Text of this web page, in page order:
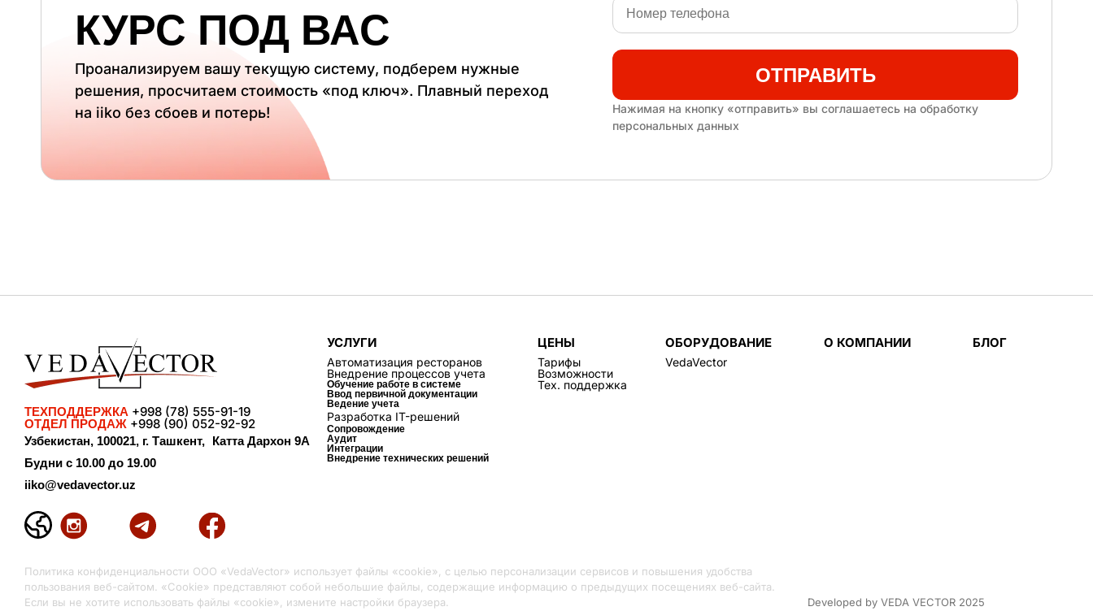
КУРС ПОД ВАС
Проанализируем вашу текущую систему, подберем нужные
решения, просчитаем стоимость «под ключ». Плавный переход
на iiko без сбоев и потерь!
ОТПРАВИТЬ
Нажимая на кнопку «отправить» вы соглашаетесь на обработку
персональных данных
ТЕХПОДДЕРЖКА +998 (78) 555-91-19
ОТДЕЛ ПРОДАЖ +998 (90) 052-92-92
Узбекистан, 100021, г. Ташкент, Катта Дархон 9А
Будни с 10.00 до 19.00
iiko@vedavector.uz
УСЛУГИ
Автоматизация ресторанов
Внедрение процессов учета
Обучение работе в системе
Ввод первичной документации
Ведение учета
Разработка IT-решений
Сопровождение
Аудит
Интеграции
Внедрение технических решений
ЦЕНЫ
Тарифы
Возможности
Тех. поддержка
ОБОРУДОВАНИЕ
VedaVector
О КОМПАНИИ БЛОГ
Политика конфиденциальности ООО «VedaVector» использует файлы «cookie», с целью персонализации сервисов и повышения удобства
пользования веб-сайтом. «Cookie» представляют собой небольшие файлы, содержащие информацию о предыдущих посещениях веб-сайта.
Если вы не хотите использовать файлы «cookie», измените настройки браузера.
Developed by VEDA VECTOR 2025